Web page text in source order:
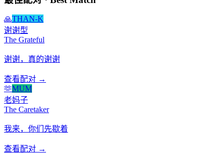
🙏THAN-K
谢谢型
The Grateful
谢谢，真的谢谢
查看配对 →
🫶MUM
老妈子
The Caretaker
我来，你们先歇着
查看配对 →